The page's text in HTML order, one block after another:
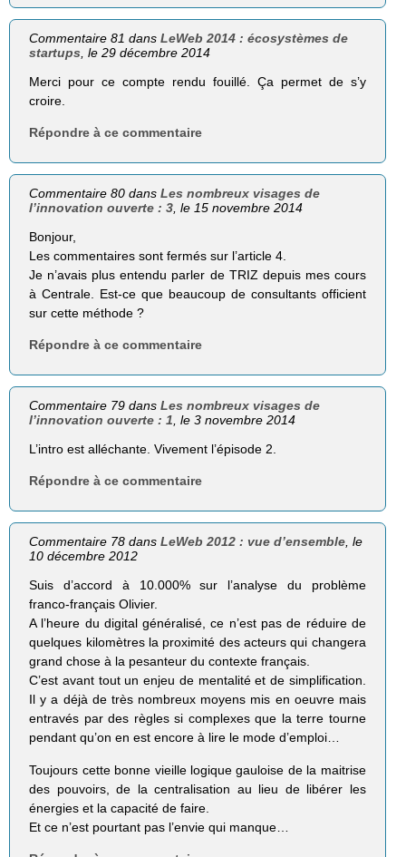
Commentaire 81 dansLeWeb 2014 : écosystèmes de
startups , le 29 décembre 2014
Merci pour ce compte rendu fouillé. Ça permet de s’y
croire.
Répondre à ce commentaire
Commentaire 80 dansLes nombreux visages de
l’innovation ouverte : 3 , le 15 novembre 2014
Bonjour,
Les commentaires sont fermés sur l’article 4.
Je n’avais plus entendu parler de TRIZ depuis mes cours
à Centrale. Est-ce que beaucoup de consultants officient
sur cette méthode ?
Répondre à ce commentaire
Commentaire 79 dansLes nombreux visages de
l’innovation ouverte : 1 , le 3 novembre 2014
L’intro est alléchante. Vivement l’épisode 2.
Répondre à ce commentaire
Commentaire 78 dansLeWeb 2012 : vue d’ensemble, le
10 décembre 2012
Suis d’accord à 10.000% sur l’analyse du problème
franco-français Olivier.
A l’heure du digital généralisé, ce n’est pas de réduire de
quelques kilomètres la proximité des acteurs qui changera
grand chose à la pesanteur du contexte français.
C’est avant tout un enjeu de mentalité et de simplification.
Il y a déjà de très nombreux moyens mis en oeuvre mais
entravés par des règles si complexes que la terre tourne
pendant qu’on en est encore à lire le mode d’emploi…
Toujours cette bonne vieille logique gauloise de la maitrise
des pouvoirs, de la centralisation au lieu de libérer les
énergies et la capacité de faire.
Et ce n’est pourtant pas l’envie qui manque…